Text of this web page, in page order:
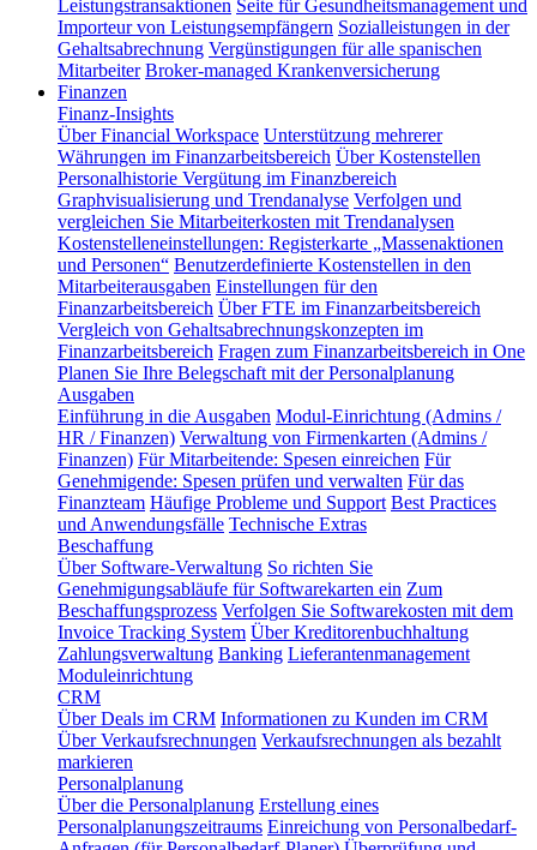
Leistungstransaktionen Seite für Gesundheitsmanagement und
Importeur von Leistungsempfängern Sozialleistungen in der
Gehaltsabrechnung Vergünstigungen für alle spanischen
Mitarbeiter Broker-managed Krankenversicherung
Finanzen
Finanz-Insights
Über Financial Workspace Unterstützung mehrerer
Währungen im Finanzarbeitsbereich Über Kostenstellen
Personalhistorie Vergütung im Finanzbereich
Graphvisualisierung und Trendanalyse Verfolgen und
vergleichen Sie Mitarbeiterkosten mit Trendanalysen
Kostenstelleneinstellungen: Registerkarte „Massenaktionen
und Personen“ Benutzerdefinierte Kostenstellen in den
Mitarbeiterausgaben Einstellungen für den
Finanzarbeitsbereich Über FTE im Finanzarbeitsbereich
Vergleich von Gehaltsabrechnungskonzepten im
Finanzarbeitsbereich Fragen zum Finanzarbeitsbereich in One
Planen Sie Ihre Belegschaft mit der Personalplanung
Ausgaben
Einführung in die Ausgaben Modul-Einrichtung (Admins /
HR / Finanzen) Verwaltung von Firmenkarten (Admins /
Finanzen) Für Mitarbeitende: Spesen einreichen Für
Genehmigende: Spesen prüfen und verwalten Für das
Finanzteam Häufige Probleme und Support Best Practices
und Anwendungsfälle Technische Extras
Beschaffung
Über Software-Verwaltung So richten Sie
Genehmigungsabläufe für Softwarekarten ein Zum
Beschaffungsprozess Verfolgen Sie Softwarekosten mit dem
Invoice Tracking System Über Kreditorenbuchhaltung
Zahlungsverwaltung Banking Lieferantenmanagement
Moduleinrichtung
CRM
Über Deals im CRM Informationen zu Kunden im CRM
Über Verkaufsrechnungen Verkaufsrechnungen als bezahlt
markieren
Personalplanung
Über die Personalplanung Erstellung eines
Personalplanungszeitraums Einreichung von Personalbedarf-